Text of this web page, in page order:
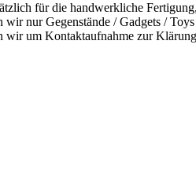
für die handwerkliche
nur Gegenstände / Gadgets /
wir um Kontaktaufnahme zur